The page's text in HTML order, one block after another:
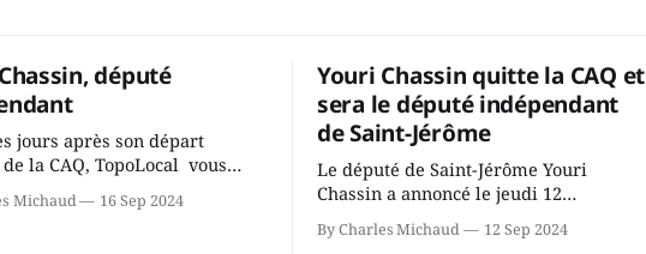
député
jours après son départ
la CAQ, TopoLocal vous
avons causé de sa
Michaud 16 Sep 2024
Youri Chassin quitte la CAQ et
sera le député indépendant
de Saint-Jérôme
Le député de Saint-Jérôme Youri
Chassin a annoncé le jeudi 12
Coalition Avenir Québec de François
By Charles Michaud 12 Sep 2024